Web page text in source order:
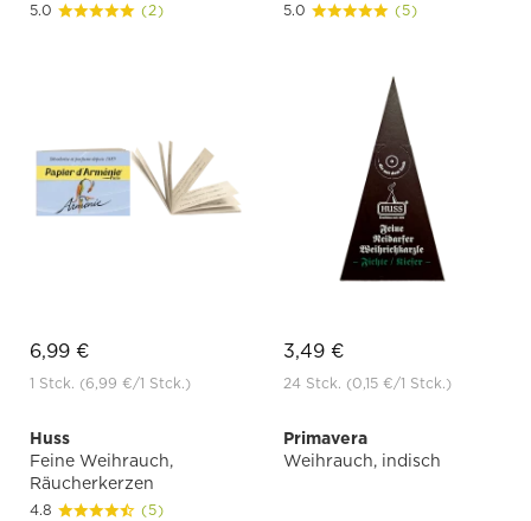
5.0 (2)
6,99 €
1 Stck. (6,99 €/1 Stck.)
5.0 (5)
3,49 €
24 Stck. (0,15 €/1 Stck.)
Huss
Feine Weihrauch,
Räucherkerzen
4.8 (5)
Primavera
Weihrauch, indisch